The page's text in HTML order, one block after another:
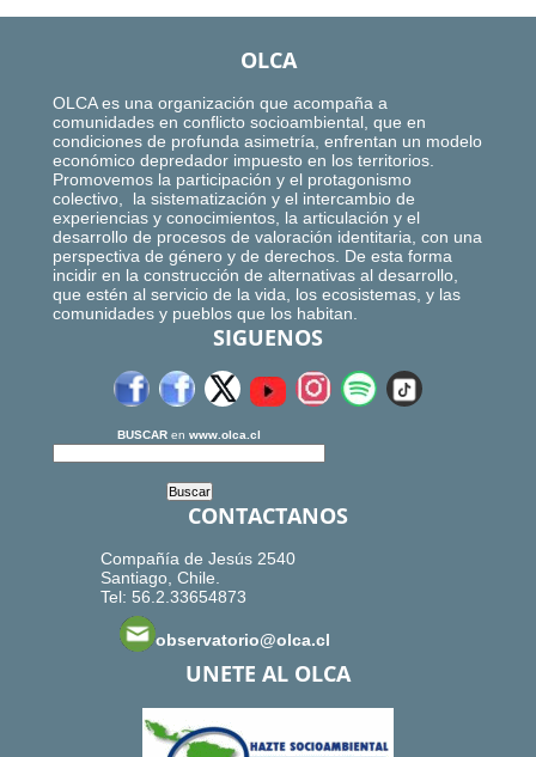
OLCA
OLCA es una organización que acompaña a
comunidades en conflicto socioambiental, que en
condiciones de profunda asimetría, enfrentan un modelo
económico depredador impuesto en los territorios.
Promovemos la participación y el protagonismo
colectivo, la sistematización y el intercambio de
experiencias y conocimientos, la articulación y el
desarrollo de procesos de valoración identitaria, con una
perspectiva de género y de derechos. De esta forma
incidir en la construcción de alternativas al desarrollo,
que estén al servicio de la vida, los ecosistemas, y las
comunidades y pueblos que los habitan.
SIGUENOS
BUSCAR en www.olca.cl
CONTACTANOS
Compañía de Jesús 2540
Santiago, Chile.
Tel: 56.2.33654873
observatorio@olca.cl
UNETE AL OLCA